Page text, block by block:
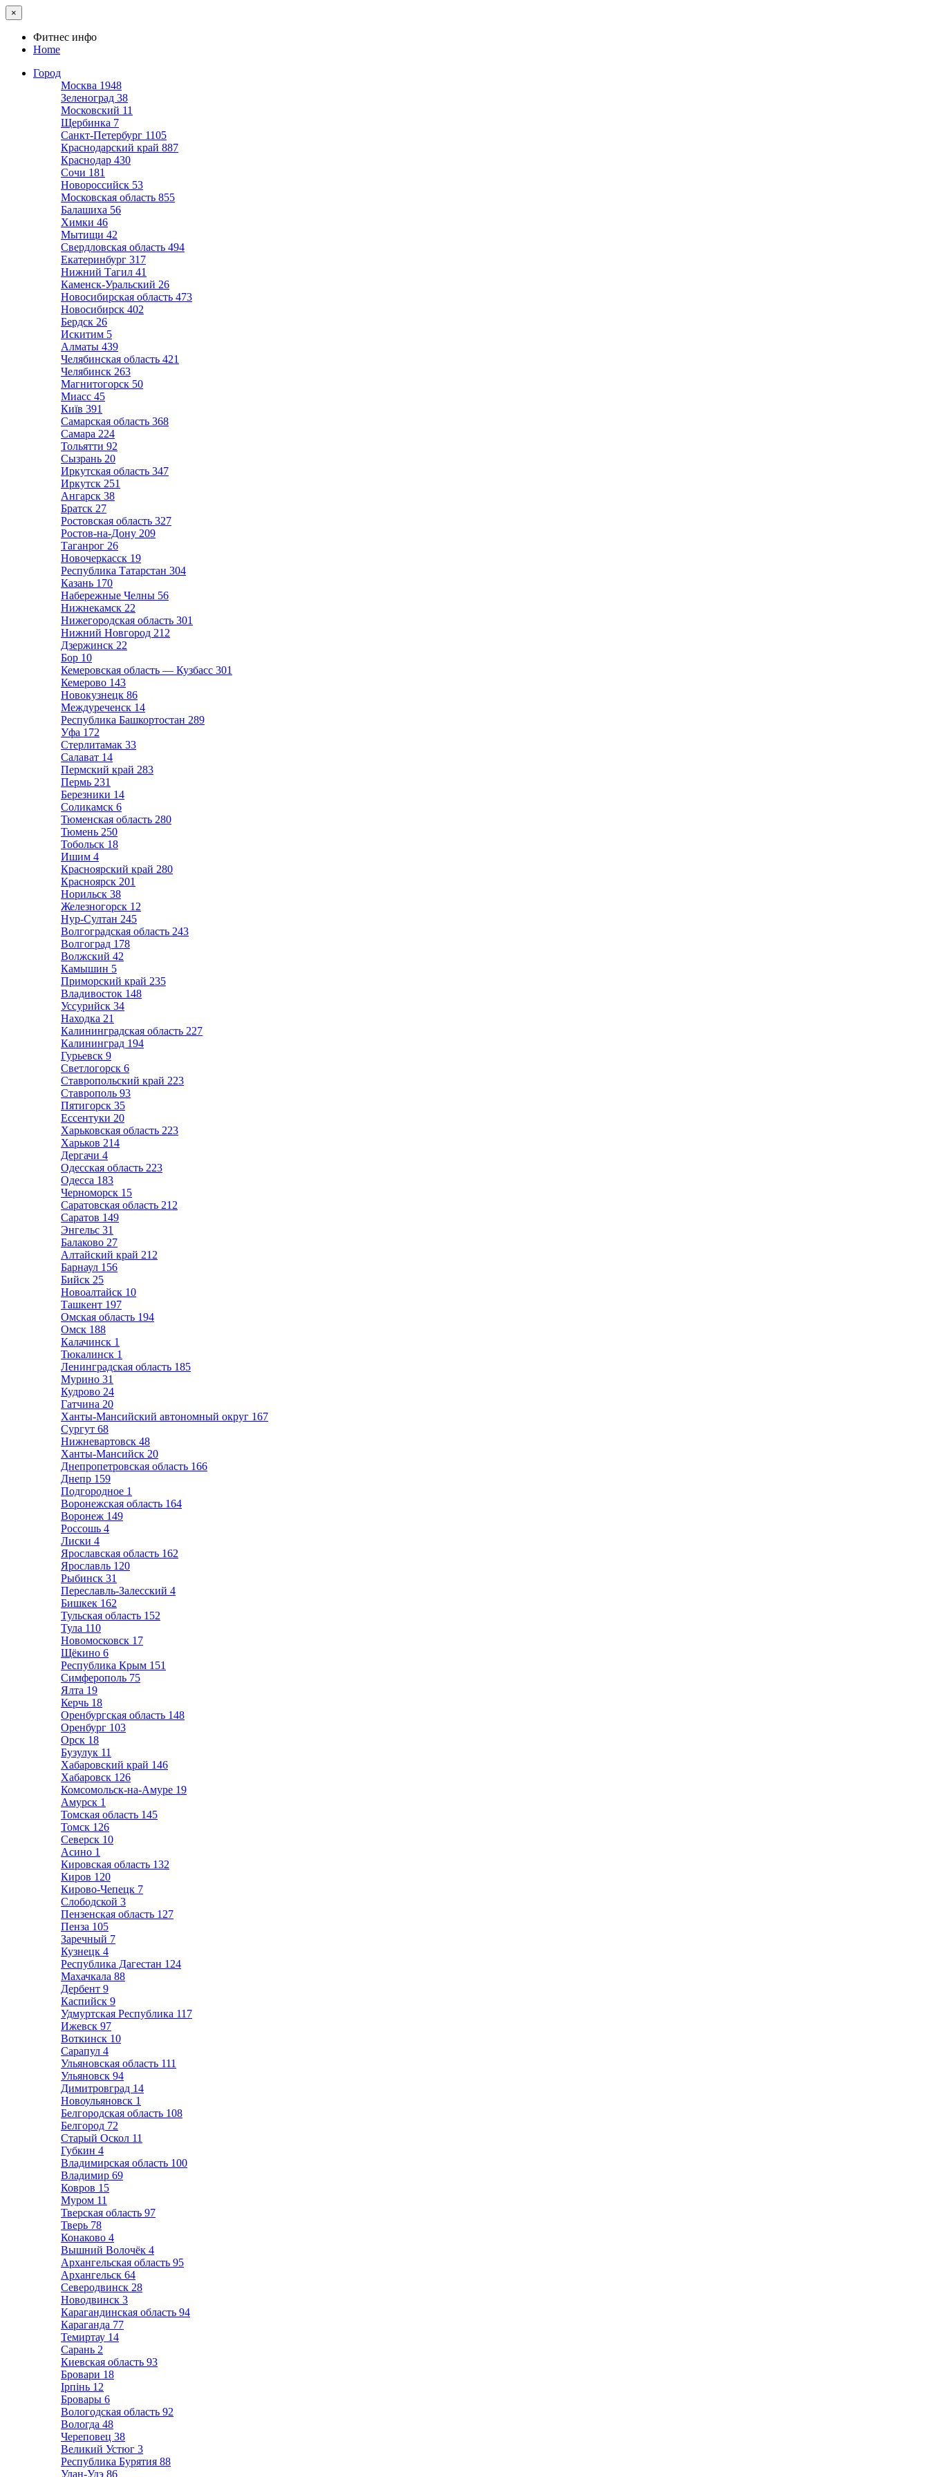
×
Фитнес инфо
Home
Город
Москва 1948
Зеленоград 38
Московский 11
Щербинка 7
Санкт-Петербург 1105
Краснодарский край 887
Краснодар 430
Сочи 181
Новороссийск 53
Московская область 855
Балашиха 56
Химки 46
Мытищи 42
Свердловская область 494
Екатеринбург 317
Нижний Тагил 41
Каменск-Уральский 26
Новосибирская область 473
Новосибирск 402
Бердск 26
Искитим 5
Алматы 439
Челябинская область 421
Челябинск 263
Магнитогорск 50
Миасс 45
Київ 391
Самарская область 368
Самара 224
Тольятти 92
Сызрань 20
Иркутская область 347
Иркутск 251
Ангарск 38
Братск 27
Ростовская область 327
Ростов-на-Дону 209
Таганрог 26
Новочеркасск 19
Республика Татарстан 304
Казань 170
Набережные Челны 56
Нижнекамск 22
Нижегородская область 301
Нижний Новгород 212
Дзержинск 22
Бор 10
Кемеровская область — Кузбасс 301
Кемерово 143
Новокузнецк 86
Междуреченск 14
Республика Башкортостан 289
Уфа 172
Стерлитамак 33
Салават 14
Пермский край 283
Пермь 231
Березники 14
Соликамск 6
Тюменская область 280
Тюмень 250
Тобольск 18
Ишим 4
Красноярский край 280
Красноярск 201
Норильск 38
Железногорск 12
Нур-Султан 245
Волгоградская область 243
Волгоград 178
Волжский 42
Камышин 5
Приморский край 235
Владивосток 148
Уссурийск 34
Находка 21
Калининградская область 227
Калининград 194
Гурьевск 9
Светлогорск 6
Ставропольский край 223
Ставрополь 93
Пятигорск 35
Ессентуки 20
Харьковская область 223
Харьков 214
Дергачи 4
Одесская область 223
Одесса 183
Черноморск 15
Саратовская область 212
Саратов 149
Энгельс 31
Балаково 27
Алтайский край 212
Барнаул 156
Бийск 25
Новоалтайск 10
Ташкент 197
Омская область 194
Омск 188
Калачинск 1
Тюкалинск 1
Ленинградская область 185
Мурино 31
Кудрово 24
Гатчина 20
Ханты-Мансийский автономный округ 167
Сургут 68
Нижневартовск 48
Ханты-Мансийск 20
Днепропетровская область 166
Днепр 159
Подгородное 1
Воронежская область 164
Воронеж 149
Россошь 4
Лиски 4
Ярославская область 162
Ярославль 120
Рыбинск 31
Переславль-Залесский 4
Бишкек 162
Тульская область 152
Тула 110
Новомосковск 17
Щёкино 6
Республика Крым 151
Симферополь 75
Ялта 19
Керчь 18
Оренбургская область 148
Оренбург 103
Орск 18
Бузулук 11
Хабаровский край 146
Хабаровск 126
Комсомольск-на-Амуре 19
Амурск 1
Томская область 145
Томск 126
Северск 10
Асино 1
Кировская область 132
Киров 120
Кирово-Чепецк 7
Слободской 3
Пензенская область 127
Пенза 105
Заречный 7
Кузнецк 4
Республика Дагестан 124
Махачкала 88
Дербент 9
Каспийск 9
Удмуртская Республика 117
Ижевск 97
Воткинск 10
Сарапул 4
Ульяновская область 111
Ульяновск 94
Димитровград 14
Новоульяновск 1
Белгородская область 108
Белгород 72
Старый Оскол 11
Губкин 4
Владимирская область 100
Владимир 69
Ковров 15
Муром 11
Тверская область 97
Тверь 78
Конаково 4
Вышний Волочёк 4
Архангельская область 95
Архангельск 64
Северодвинск 28
Новодвинск 3
Карагандинская область 94
Караганда 77
Темиртау 14
Сарань 2
Киевская область 93
Бровари 18
Ірпінь 12
Бровары 6
Вологодская область 92
Вологда 48
Череповец 38
Великий Устюг 3
Республика Бурятия 88
Улан-Удэ 86